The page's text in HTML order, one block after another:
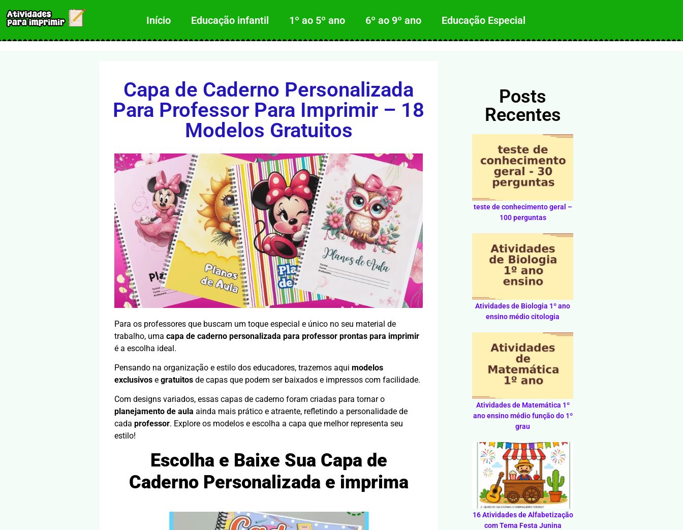
Início Educação infantil 1º ao 5º ano 6º ao 9º ano Educação Especial
Capa de Caderno Personalizada
Para Professor Para Imprimir – 18
Modelos Gratuitos
Para os professores que buscam um toque especial e único no seu material de
trabalho, uma capa de caderno personalizada para professor prontas para imprimir
é a escolha ideal.
Pensando na organização e estilo dos educadores, trazemos aqui modelos
exclusivos e gratuitos de capas que podem ser baixados e impressos com facilidade.
Com designs variados, essas capas de caderno foram criadas para tornar o
planejamento de aula ainda mais prático e atraente, refletindo a personalidade de
cada professor. Explore os modelos e escolha a capa que melhor representa seu
estilo!
Escolha e Baixe Sua Capa de
Caderno Personalizada e imprima
Posts
Recentes
teste de conhecimento geral –
100 perguntas
Atividades de Biologia 1º ano
ensino médio citologia
Atividades de Matemática 1º
ano ensino médio função do 1º
grau
16 Atividades de Alfabetização
com Tema Festa Junina